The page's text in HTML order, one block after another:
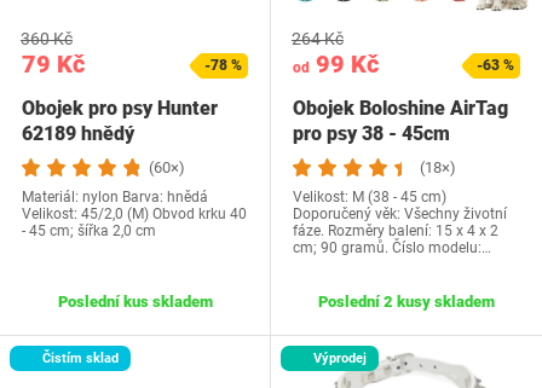
79 Kč
360 Kč
-78 %
Obojek pro psy Hunter
62189 hnědý
(60×)
Materiál: nylon Barva: hnědá
Velikost: 45/2,0 (M) Obvod krku 40
- 45 cm; šířka 2,0 cm
Poslední kus skladem
od 99 Kč
264 Kč
-63 %
Obojek Boloshine AirTag
pro psy 38 - 45cm
(18×)
Velikost: M (38 - 45 cm)
Doporučený věk: Všechny životní
fáze. Rozměry balení: 15 x 4 x 2
cm; 90 gramů. Číslo modelu:…
Poslední 2 kusy skladem
Čistím sklad Výprodej